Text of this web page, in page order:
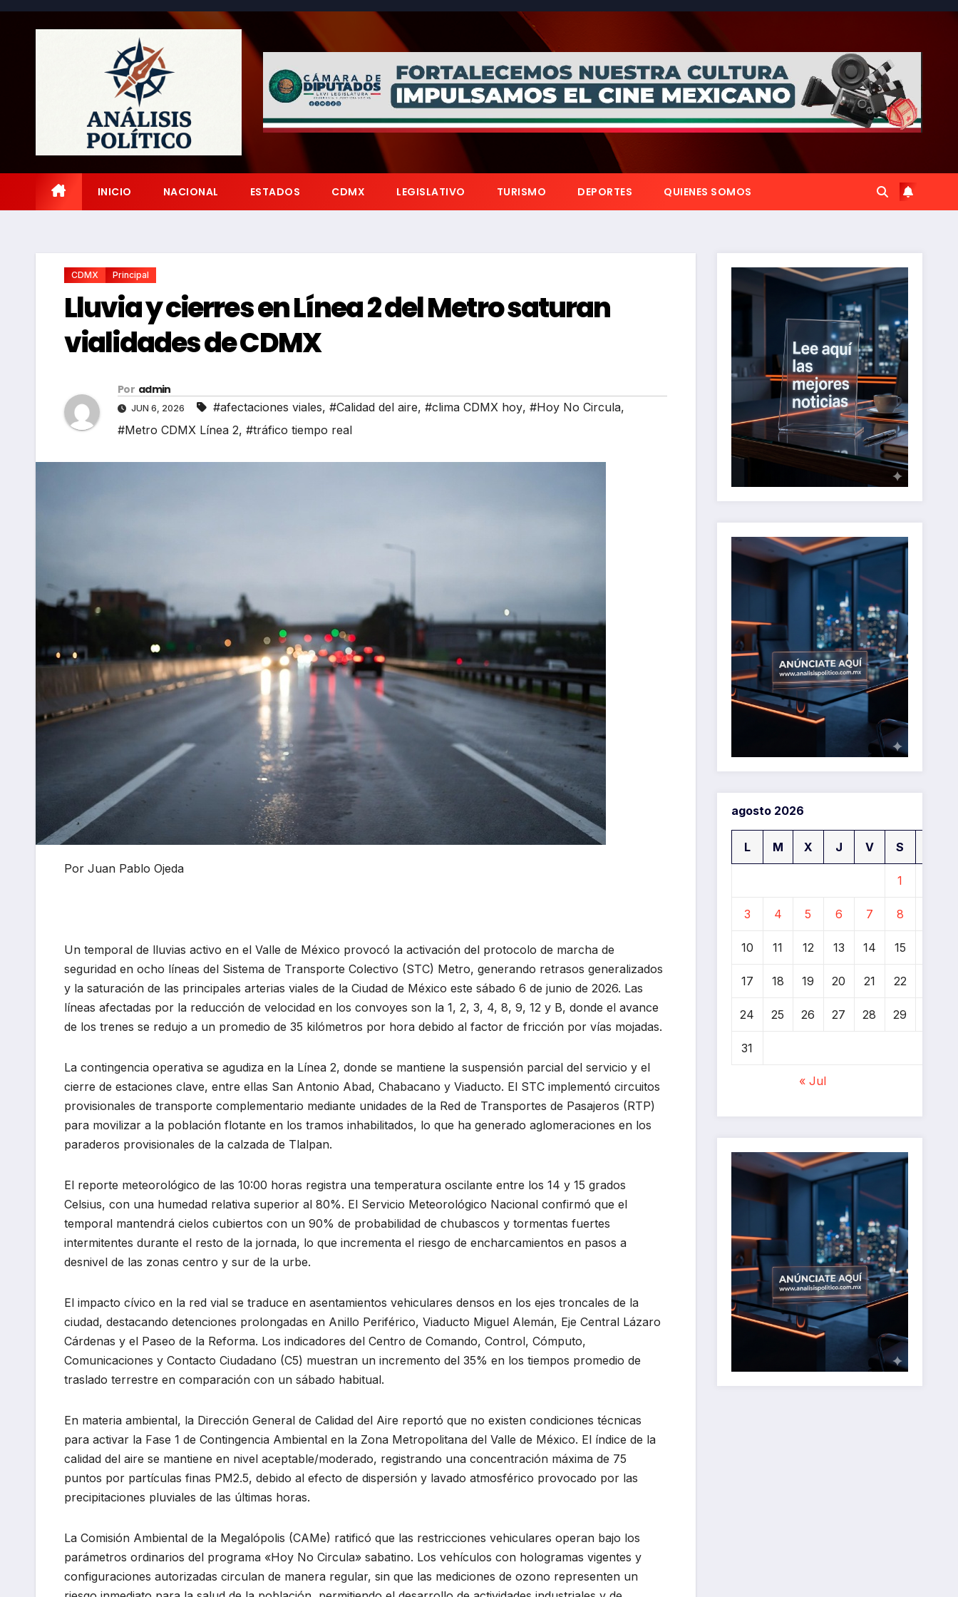
Saltar
INICIO NACIONAL ESTADOS CDMX LEGISLATIVO TURISMO DEPORTES QUIENES SOMOS
CDMX Principal
Lluvia y cierres en Línea 2 del Metro saturan
vialidades de CDMX
Por admin
JUN 6, 2026 #afectaciones viales, #Calidad del aire, #clima CDMX hoy, #Hoy No Circula,
#Metro CDMX Línea 2, #tráfico tiempo real
Por Juan Pablo Ojeda
Un temporal de lluvias activo en el Valle de México provocó la activación del protocolo de marcha de
seguridad en ocho líneas del Sistema de Transporte Colectivo (STC) Metro, generando retrasos generalizados
y la saturación de las principales arterias viales de la Ciudad de México este sábado 6 de junio de 2026. Las
líneas afectadas por la reducción de velocidad en los convoyes son la 1, 2, 3, 4, 8, 9, 12 y B, donde el avance
de los trenes se redujo a un promedio de 35 kilómetros por hora debido al factor de fricción por vías mojadas.
La contingencia operativa se agudiza en la Línea 2, donde se mantiene la suspensión parcial del servicio y el
cierre de estaciones clave, entre ellas San Antonio Abad, Chabacano y Viaducto. El STC implementó circuitos
provisionales de transporte complementario mediante unidades de la Red de Transportes de Pasajeros (RTP)
para movilizar a la población flotante en los tramos inhabilitados, lo que ha generado aglomeraciones en los
paraderos provisionales de la calzada de Tlalpan.
El reporte meteorológico de las 10:00 horas registra una temperatura oscilante entre los 14 y 15 grados
Celsius, con una humedad relativa superior al 80%. El Servicio Meteorológico Nacional confirmó que el
temporal mantendrá cielos cubiertos con un 90% de probabilidad de chubascos y tormentas fuertes
intermitentes durante el resto de la jornada, lo que incrementa el riesgo de encharcamientos en pasos a
desnivel de las zonas centro y sur de la urbe.
El impacto cívico en la red vial se traduce en asentamientos vehiculares densos en los ejes troncales de la
ciudad, destacando detenciones prolongadas en Anillo Periférico, Viaducto Miguel Alemán, Eje Central Lázaro
Cárdenas y el Paseo de la Reforma. Los indicadores del Centro de Comando, Control, Cómputo,
Comunicaciones y Contacto Ciudadano (C5) muestran un incremento del 35% en los tiempos promedio de
traslado terrestre en comparación con un sábado habitual.
En materia ambiental, la Dirección General de Calidad del Aire reportó que no existen condiciones técnicas
para activar la Fase 1 de Contingencia Ambiental en la Zona Metropolitana del Valle de México. El índice de la
calidad del aire se mantiene en nivel aceptable/moderado, registrando una concentración máxima de 75
puntos por partículas finas PM2.5, debido al efecto de dispersión y lavado atmosférico provocado por las
precipitaciones pluviales de las últimas horas.
La Comisión Ambiental de la Megalópolis (CAMe) ratificó que las restricciones vehiculares operan bajo los
parámetros ordinarios del programa «Hoy No Circula» sabatino. Los vehículos con hologramas vigentes y
configuraciones autorizadas circulan de manera regular, sin que las mediciones de ozono representen un
agosto 2026
L M X J V S
1
3 4 5 6 7 8
10 11 12 13 14 15
17 18 19 20 21 22
24 25 26 27 28 29
31
« Jul